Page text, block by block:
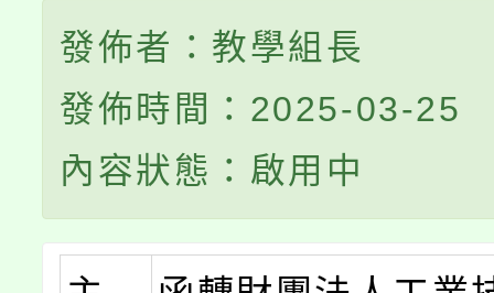
發佈者：教學組長
發佈時間：2025-03-25
內容狀態：啟用中